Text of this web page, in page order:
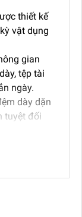
thiết kế
vật dụng
gian
tệp tài
ngày.
dày dặn
tuyệt đối
khoa học